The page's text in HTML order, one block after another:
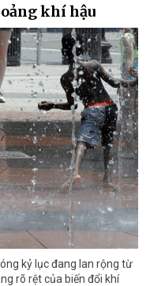
khí hậu
kỷ lục đang lan rộng từ
rõ rệt của biến đổi khí